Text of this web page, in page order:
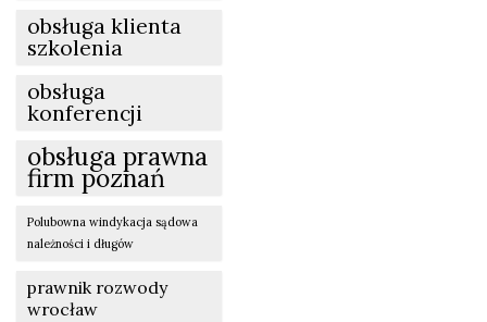
obsługa klienta
szkolenia
obsługa
konferencji
obsługa prawna
firm poznań
Polubowna windykacja sądowa
należności i długów
prawnik rozwody
wrocław